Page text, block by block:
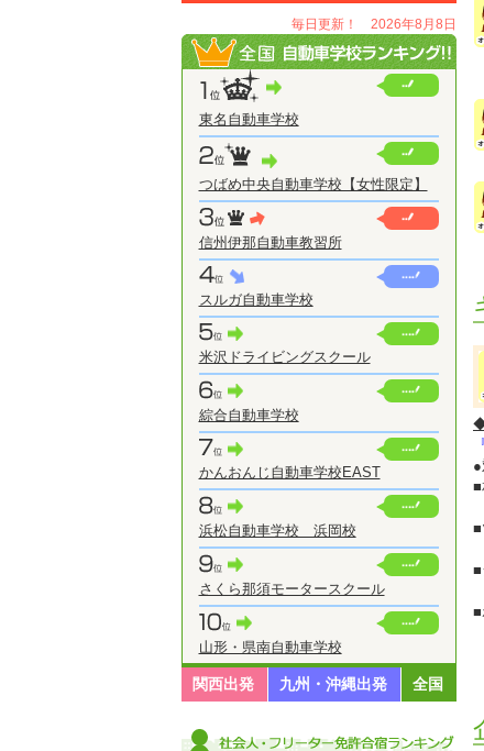
毎日更新！ 2026年8月8日
東名自動車学校
つばめ中央自動車学校【女性限定】
信州伊那自動車教習所
スルガ自動車学校
米沢ドライビングスクール
綜合自動車学校
かんおんじ自動車学校EAST
浜松自動車学校 浜岡校
さくら那須モータースクール
山形・県南自動車学校
関西出発 九州・沖縄出発 全国
■
■
■
■